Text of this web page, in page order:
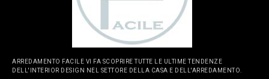
ARREDAMENTO FACILE VI FA SCOPRIRE TUTTE LE ULTIME TENDENZE
DELL'INTERIOR DESIGN NEL SETTORE DELLA CASA E DELL'ARREDAMENTO.